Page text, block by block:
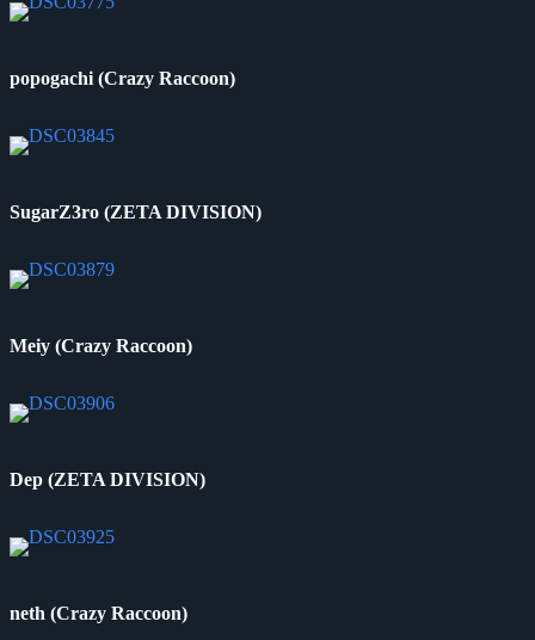
popogachi (Crazy Raccoon)
SugarZ3ro (ZETA DIVISION)
Meiy (Crazy Raccoon)
Dep (ZETA DIVISION)
neth (Crazy Raccoon)